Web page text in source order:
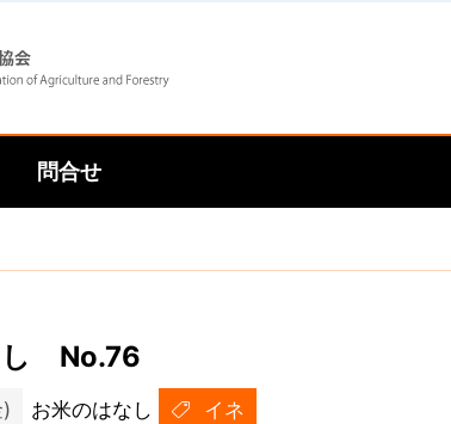
問合せ
し No.76
お米のはなし イネ